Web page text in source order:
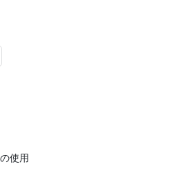
使用